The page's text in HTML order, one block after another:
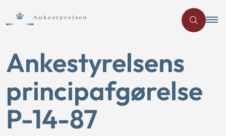
Ankestyrelsens
principafgørelse
P-14-87